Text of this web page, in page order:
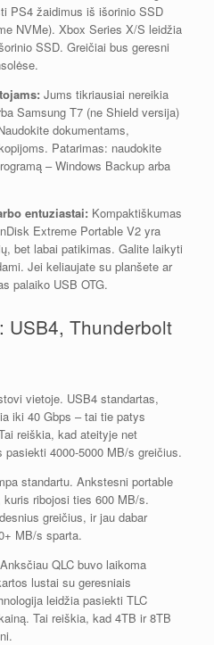
PS4 žaidimus iš išorinio SSD
NVMe). Xbox Series X/S leidžia
SSD. Greičiai bus geresni
Jums tikriausiai nereikia
Samsung T7 (ne Shield versija)
dokumentams,
Patarimas: naudokite
– Windows Backup arba
entuziastai: Kompaktiškumas
Extreme Portable V2 yra
bet labai patikimas. Galite laikyti
Jei keliaujate su planšete ar
palaiko USB OTG.
USB4, Thunderbolt
vietoje. USB4 standartas,
iki 40 Gbps – tai tie patys
reiškia, kad ateityje net
pasiekti 4000-5000 MB/s greičius.
standartu. Ankstesni portable
ribojosi ties 600 MB/s.
greičius, ir jau dabar
MB/s sparta.
QLC buvo laikoma
lustai su geresniais
leidžia pasiekti TLC
Tai reiškia, kad 4TB ir 8TB